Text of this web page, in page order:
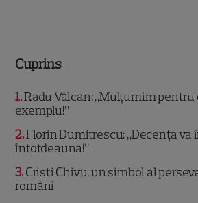
Cuprins
1 Radu Vâlcan: „Mulțumim pentru
exemplu!”
2 Florin Dumitrescu: „Decența va
întotdeauna!”
3 Cristi Chivu, un simbol al
români